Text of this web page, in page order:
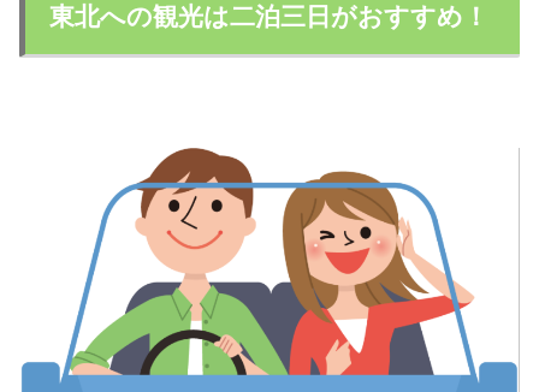
東北への観光は二泊三日がおすすめ！